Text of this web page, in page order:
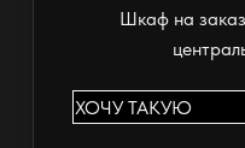
Шкаф на
ХОЧУ ТАКУЮ